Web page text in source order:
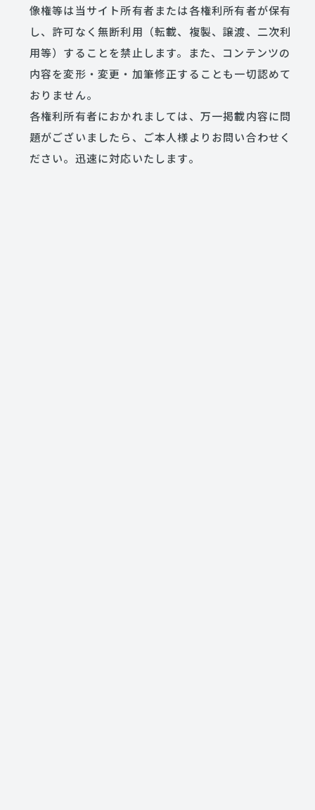
像権等は当サイト所有者または各権利所有者が保有
し、許可なく無断利用（転載、複製、譲渡、二次利
用等）することを禁止します。また、コンテンツの
内容を変形・変更・加筆修正することも一切認めて
おりません。
各権利所有者におかれましては、万一掲載内容に問
題がございましたら、ご本人様よりお問い合わせく
ださい。迅速に対応いたします。